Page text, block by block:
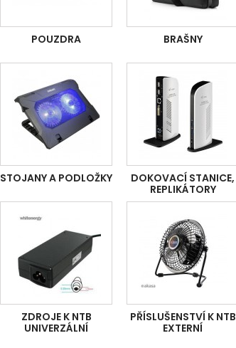
POUZDRA BRAŠNY
STOJANY A PODLOŽKY
DOKOVACÍ STANICE,
REPLIKÁTORY
ZDROJE K NTB
UNIVERZÁLNÍ
PŘÍSLUŠENSTVÍ K NTB
EXTERNÍ